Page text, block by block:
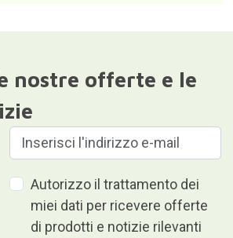
nostre offerte e le
Autorizzo il trattamento dei
miei dati per ricevere offerte
di prodotti e notizie rilevanti